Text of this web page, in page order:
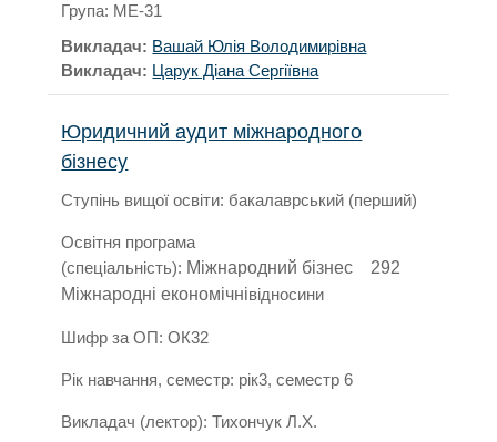
Група: МЕ-31
Викладач: Вашай Юлія Володимирівна
Викладач: Царук Діана Сергіївна
Юридичний аудит міжнародного
бізнесу
Ступінь вищої освіти: бакалаврський (перший)
Освітня програма
(спеціальність): Міжнародний бізнес 292
Міжнародні економічнівідносини
Шифр за ОП: ОК32
Рік навчання, семестр: рік3, семестр 6
Викладач (лектор): Тихончук Л.Х.